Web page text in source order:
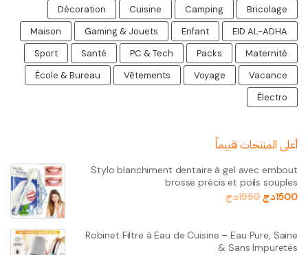
Bricolage
Camping
Cuisine
Décoration
EID AL-ADHA
Enfant
Gaming & Jouets
Maison
Maternité
Packs
PC & Tech
Santé
Sport
Vacance
Voyage
Vêtements
École & Bureau
Électro
أعلى المنتجات تقييماً
Stylo blanchiment dentaire à gel avec embout
brosse précis et poils souples
1500د.ج 1950د.ج
Robinet Filtre à Eau de Cuisine – Eau Pure, Saine
& Sans Impuretés